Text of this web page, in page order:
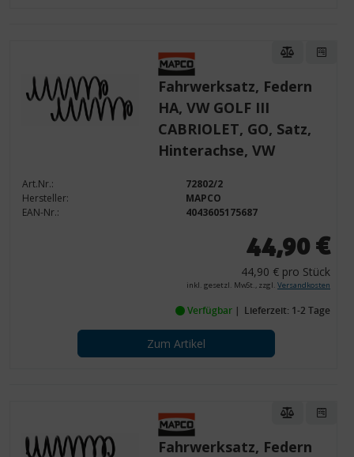
Fahrwerksatz, Federn
HA, VW GOLF III
CABRIOLET, GO, Satz,
Hinterachse, VW
Art.Nr.:
72802/2
Hersteller:
MAPCO
EAN-Nr.:
4043605175687
44,90 €
44,90 € pro Stück
inkl. gesetzl. MwSt., zzgl. Versandkosten
Verfügbar Lieferzeit: 1-2 Tage
Zum Artikel
Fahrwerksatz, Federn